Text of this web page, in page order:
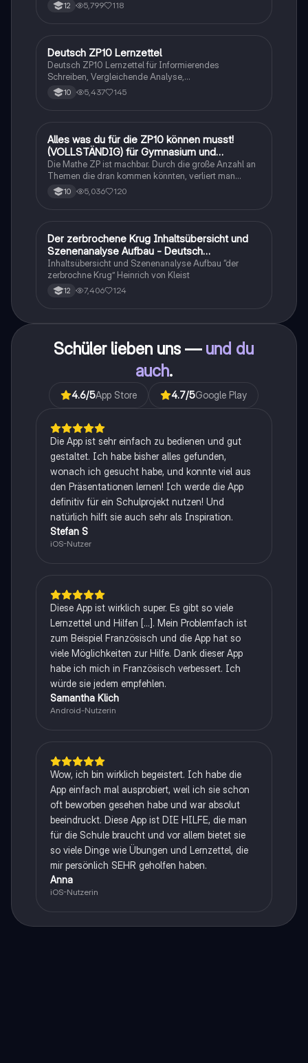
12 5,799 118
Deutsch
Deutsch ZP10 Lernzettel
Deutsch ZP10 Lernzettel für Informierendes
Schreiben, Vergleichende Analyse,
Sachtexte/Roman/Gedicht..
10 5,437 145
Mathe
Alles was du für die ZP10 können musst!
(VOLLSTÄNDIG) für Gymnasium und
Realschule
Die Mathe ZP ist machbar. Durch die große Anzahl an
Themen die dran kommen könnten, verliert man
schnell den Überblick. Also habe ich von den kleinsten
Themen bis hin zu den größten alles
10 5,036 120
Deutsch
Der zerbrochene Krug Inhaltsübersicht und
Szenenanalyse Aufbau - Deutsch
Q1/Q2/Abitur
Inhaltsübersicht und Szenenanalyse Aufbau “der
zerbrochne Krug” Heinrich von Kleist
12 7,406 124
Schüler lieben uns — und du
auch.
4.6/5App Store 4.7/5Google Play
Die App ist sehr einfach zu bedienen und gut
gestaltet. Ich habe bisher alles gefunden,
wonach ich gesucht habe, und konnte viel aus
den Präsentationen lernen! Ich werde die App
definitiv für ein Schulprojekt nutzen! Und
natürlich hilft sie auch sehr als Inspiration.
Stefan S
iOS-Nutzer
Diese App ist wirklich super. Es gibt so viele
Lernzettel und Hilfen [...]. Mein Problemfach ist
zum Beispiel Französisch und die App hat so
viele Möglichkeiten zur Hilfe. Dank dieser App
habe ich mich in Französisch verbessert. Ich
würde sie jedem empfehlen.
Samantha Klich
Android-Nutzerin
Wow, ich bin wirklich begeistert. Ich habe die
App einfach mal ausprobiert, weil ich sie schon
oft beworben gesehen habe und war absolut
beeindruckt. Diese App ist DIE HILFE, die man
für die Schule braucht und vor allem bietet sie
so viele Dinge wie Übungen und Lernzettel, die
mir persönlich SEHR geholfen haben.
Anna
iOS-Nutzerin